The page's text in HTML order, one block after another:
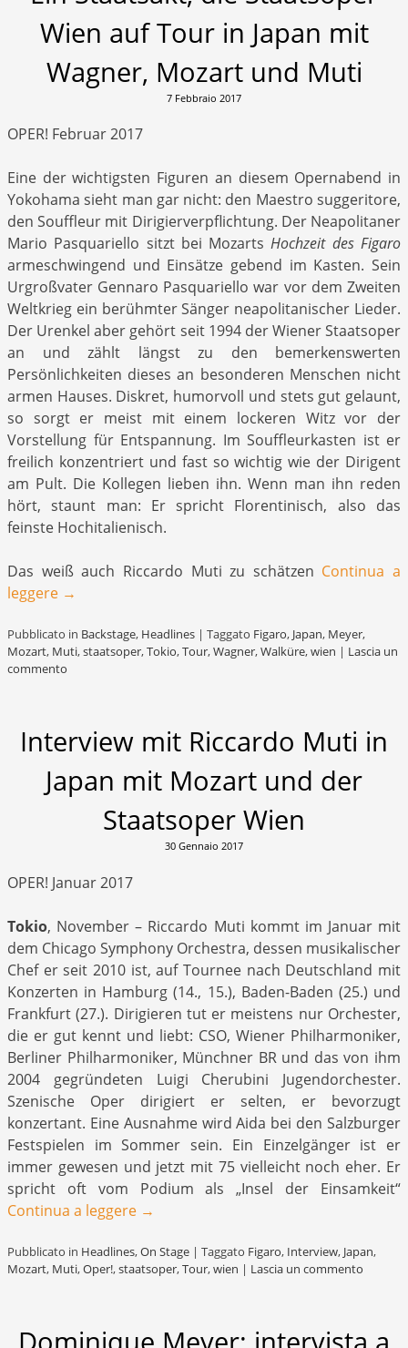
Wien auf Tour in Japan mit
Wagner, Mozart und Muti
7 Febbraio 2017
OPER! Februar 2017
Eine der wichtigsten Figuren an diesem Opernabend in
Yokohama sieht man gar nicht: den Maestro suggeritore,
den Souffleur mit Dirigierverpflichtung. Der Neapolitaner
Mario Pasquariello sitzt bei MozartsHochzeit des Figaro
armeschwingend und Einsätze gebend im Kasten. Sein
Urgroßvater Gennaro Pasquariello war vor dem Zweiten
Weltkrieg ein berühmter Sänger neapolitanischer Lieder.
Der Urenkel aber gehört seit 1994 der Wiener Staatsoper
an und zählt längst zu den bemerkenswerten
Persönlichkeiten dieses an besonderen Menschen nicht
armen Hauses. Diskret, humorvoll und stets gut gelaunt,
so sorgt er meist mit einem lockeren Witz vor der
Vorstellung für Entspannung. Im Souffleurkasten ist er
freilich konzentriert und fast so wichtig wie der Dirigent
am Pult. Die Kollegen lieben ihn. Wenn man ihn reden
hört, staunt man: Er spricht Florentinisch, also das
feinste Hochitalienisch.
Das weiß auch Riccardo Muti zu schätzen Continua a
leggere →
Pubblicato in Backstage, Headlines | Taggato Figaro, Japan, Meyer,
Mozart, Muti,staatsoper,Tokio,Tour,Wagner,Walküre,wien | Lascia un
commento
Interview mit Riccardo Muti in
Japan mit Mozart und der
Staatsoper Wien
30 Gennaio 2017
OPER! Januar 2017
Tokio, November – Riccardo Muti kommt im Januar mit
dem Chicago Symphony Orchestra, dessen musikalischer
Chef er seit 2010 ist, auf Tournee nach Deutschland mit
Konzerten in Hamburg (14., 15.), Baden-Baden (25.) und
Frankfurt (27.). Dirigieren tut er meistens nur Orchester,
die er gut kennt und liebt: CSO, Wiener Philharmoniker,
Berliner Philharmoniker, Münchner BR und das von ihm
2004 gegründeten Luigi Cherubini Jugendorchester.
Szenische Oper dirigiert er selten, er bevorzugt
konzertant. Eine Ausnahme wird Aida bei den Salzburger
Festspielen im Sommer sein. Ein Einzelgänger ist er
immer gewesen und jetzt mit 75 vielleicht noch eher. Er
spricht oft vom Podium als „Insel der Einsamkeit“
Continua a leggere →
Pubblicato in Headlines,On Stage | Taggato Figaro, Interview, Japan,
Mozart, Muti,Oper!,staatsoper,Tour,wien | Lascia un commento
Dominique Meyer: intervista a